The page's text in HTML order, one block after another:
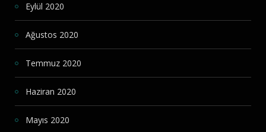
Eylül 2020
Ağustos 2020
Temmuz 2020
Haziran 2020
Mayıs 2020